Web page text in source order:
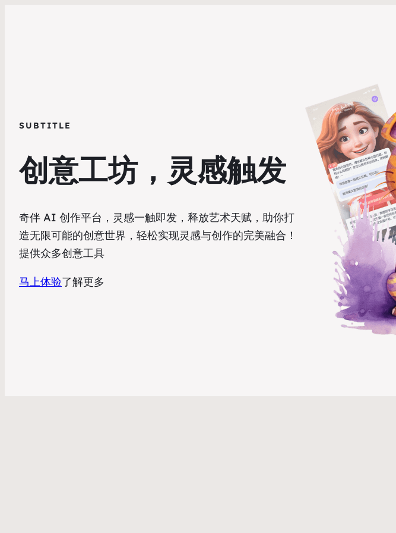
SUBTITLE
创意工坊，灵感触发
奇伴 AI 创作平台，灵感一触即发，释放艺术天赋，助你打
造无限可能的创意世界，轻松实现灵感与创作的完美融合！
提供众多创意工具
马上体验了解更多